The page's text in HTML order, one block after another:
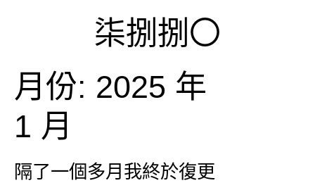
柒捌捌〇
月份: 2025 年
1 月
隔了一個多月我終於復更